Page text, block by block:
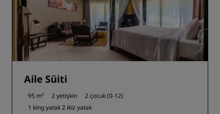
Aile Süiti
95 m² 2 yetişkin
2 çocuk (0-12)
1 king yatak2 ikiz yatak